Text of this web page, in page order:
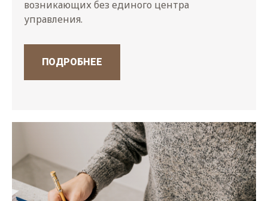
возникающих без единого центра
управления.
ПОДРОБНЕЕ